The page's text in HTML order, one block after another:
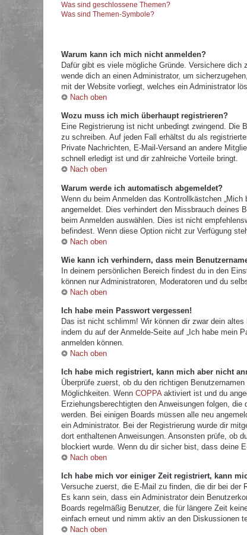
Was sind geschlossene Themen?
Was sind Themen-Symbole?
Warum kann ich mich nicht anmelden?
Dafür gibt es viele mögliche Gründe. Versichere
wende dich an einen Administrator, um
mit der Website vorliegt, welches ein Administrator
Nach oben
Wozu muss ich mich überhaupt registrieren?
Eine Registrierung ist nicht unbedingt zwingend.
zu schreiben. Auf jeden Fall erhältst du als
Private Nachrichten, E-Mail-Versand an andere
schnell erledigt ist und dir zahlreiche Vorteile bringt.
Nach oben
Warum werde ich automatisch abgemeldet?
Wenn du beim Anmelden das Kontrollkästchen
angemeldet. Dies verhindert den Missbrauch deines
beim Anmelden auswählen. Dies ist nicht
befindest. Wenn diese Option nicht zur Verfügung
Nach oben
Wie kann ich verhindern, dass mein
In deinem persönlichen Bereich findest du in den
können nur Administratoren, Moderatoren und du
Nach oben
Ich habe mein Passwort vergessen!
Das ist nicht schlimm! Wir können dir zwar dein
indem du auf der Anmelde-Seite auf „Ich habe mein
anmelden können.
Nach oben
Ich habe mich registriert, kann mich aber nicht
Überprüfe zuerst, ob du den richtigen
Möglichkeiten. Wenn COPPAaktiviert ist und du
Erziehungsberechtigten den Anweisungen folgen,
werden. Bei einigen Boards müssen alle neu
ein Administrator. Bei der Registrierung wurde dir
dort enthaltenen Anweisungen. Ansonsten prüfe, ob
blockiert wurde. Wenn du dir sicher bist, dass deine
Nach oben
Ich habe mich vor einiger Zeit registriert, kann
Versuche zuerst, die E-Mail zu finden, die dir bei der
Es kann sein, dass ein Administrator dein
Boards regelmäßig Benutzer, die für längere Zeit
einfach erneut und nimm aktiv an den Diskussionen
Nach oben